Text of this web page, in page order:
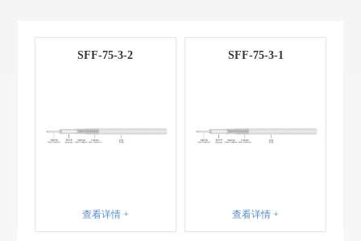
SFF-75-3-2
查看详情 +
SFF-75-3-1
查看详情 +